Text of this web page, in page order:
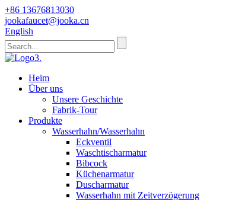
+86 13676813030
jookafaucet@jooka.cn
English
Heim
Über uns
Unsere Geschichte
Fabrik-Tour
Produkte
Wasserhahn/Wasserhahn
Eckventil
Waschtischarmatur
Bibcock
Küchenarmatur
Duscharmatur
Wasserhahn mit Zeitverzögerung